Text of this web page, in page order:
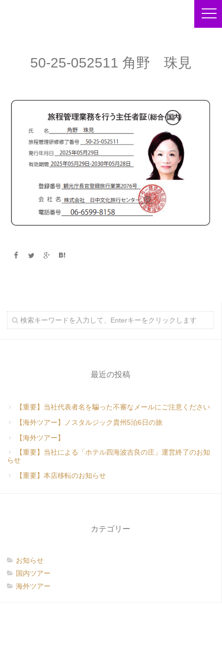
50-25-052511 角野 珠見
最近の投稿
【重要】当社代表者名を騙った不審なメールにご注意ください
【海外ツアー】ノスタルジック貴州5泊6日の旅
【海外ツアー】
【重要】当社による「ホテル四海波吉良の庄」運営終了のお知
らせ
【重要】本店移転のお知らせ
カテゴリー
お知らせ
国内ツアー
海外ツアー